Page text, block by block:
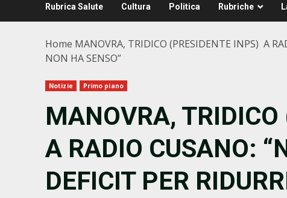
Rubrica Salute Cultura Politica Rubriche
Home MANOVRA, TRIDICO (PRESIDENTE INPS) A
NON HA SENSO”
Notizie Primo piano
MANOVRA,
A RADIO CUSANO:
DEFICIT PER